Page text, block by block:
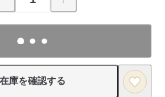
庫を確認する